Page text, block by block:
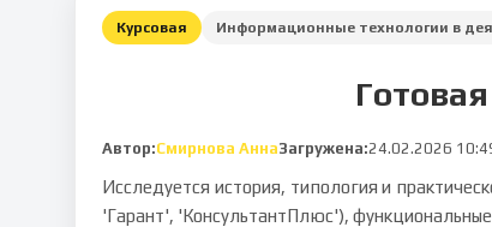
Курсовая Информационные технологии в
Автор:Смирнова АннаЗагружена:24.02.2026
Исследуется история, типология и
'Гарант', 'КонсультантПлюс'),